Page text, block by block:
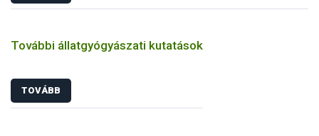
További állatgyógyászati kutatások
TOVÁBB